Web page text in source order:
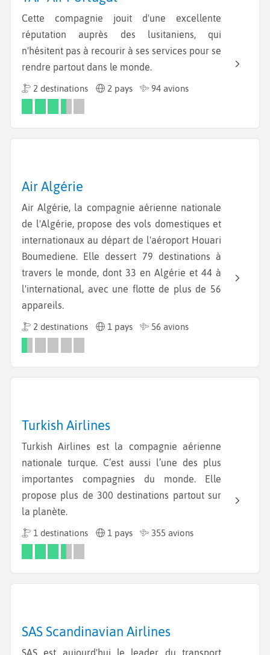
Cette compagnie jouit d'une excellente
réputation auprès des lusitaniens, qui
n'hésitent pas à recourir à ses services pour se
rendre partout dans le monde.
2 destinations 2 pays 94 avions
Air Algérie
Air Algérie, la compagnie aérienne nationale
de l'Algérie, propose des vols domestiques et
internationaux au départ de l'aéroport Houari
Boumediene. Elle dessert 79 destinations à
travers le monde, dont 33 en Algérie et 44 à
l'international, avec une flotte de plus de 56
appareils.
2 destinations 1 pays 56 avions
Turkish Airlines
Turkish Airlines est la compagnie aérienne
nationale turque. C’est aussi l’une des plus
importantes compagnies du monde. Elle
propose plus de 300 destinations partout sur
la planète.
1 destinations 1 pays 355 avions
SAS Scandinavian Airlines
SAS est aujourd'hui le leader du transport